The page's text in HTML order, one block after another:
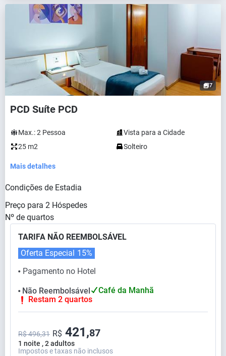
7
PCD Suíte PCD
Max.:2 Pessoa
Vista para a Cidade
25 m2
Solteiro
Mais detalhes
Condições de Estadia
Preço para 2 Hóspedes
Nº de quartos
TARIFA NÃO REEMBOLSÁVEL
⬤ Pagamento no Hotel
Oferta Especial 15%
⬤ Não Reembolsável
Café da Manhã
Restam 2 quartos
1 noite , 2 adultos
R$ 496,31 R$ 421,87
Impostos e taxas não inclusos